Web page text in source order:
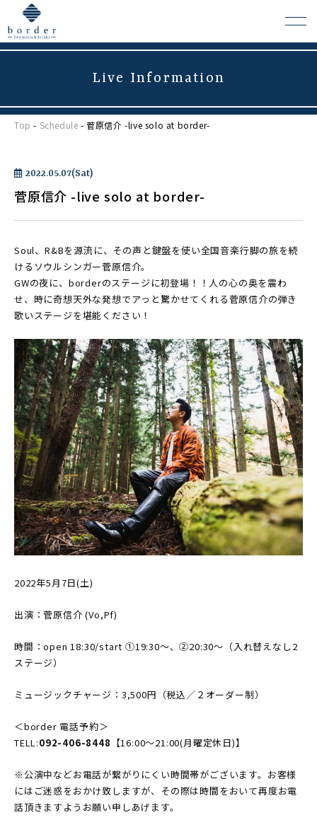
よくある質問
Live Information
Top - Schedule - 菅原信介 -live solo at border-
2022.05.07(Sat)
菅原信介 -live solo at border-
Soul、R&Bを源流に、その声と鍵盤を使い全国音楽行脚の旅を続
けるソウルシンガー菅原信介。
GWの夜に、borderのステージに初登場！！人の心の奥を震わ
せ、時に奇想天外な発想でアっと驚かせてくれる菅原信介の弾き
歌いステージを堪能ください！
2022年5月7日(土)
出演：菅原信介 (Vo,Pf)
時間：open 18:30/start ①19:30〜、②20:30〜（入れ替えなし2
ステージ）
ミュージックチャージ：3,500円（税込／２オーダー制）
＜border 電話予約＞
TELL:092-406-8448 【16:00〜21:00(月曜定休日)】
※公演中などお電話が繋がりにくい時間帯がございます。お客様
にはご迷惑をおかけ致しますが、その際は時間をおいて再度お電
話頂きますようお願い申しあげます。